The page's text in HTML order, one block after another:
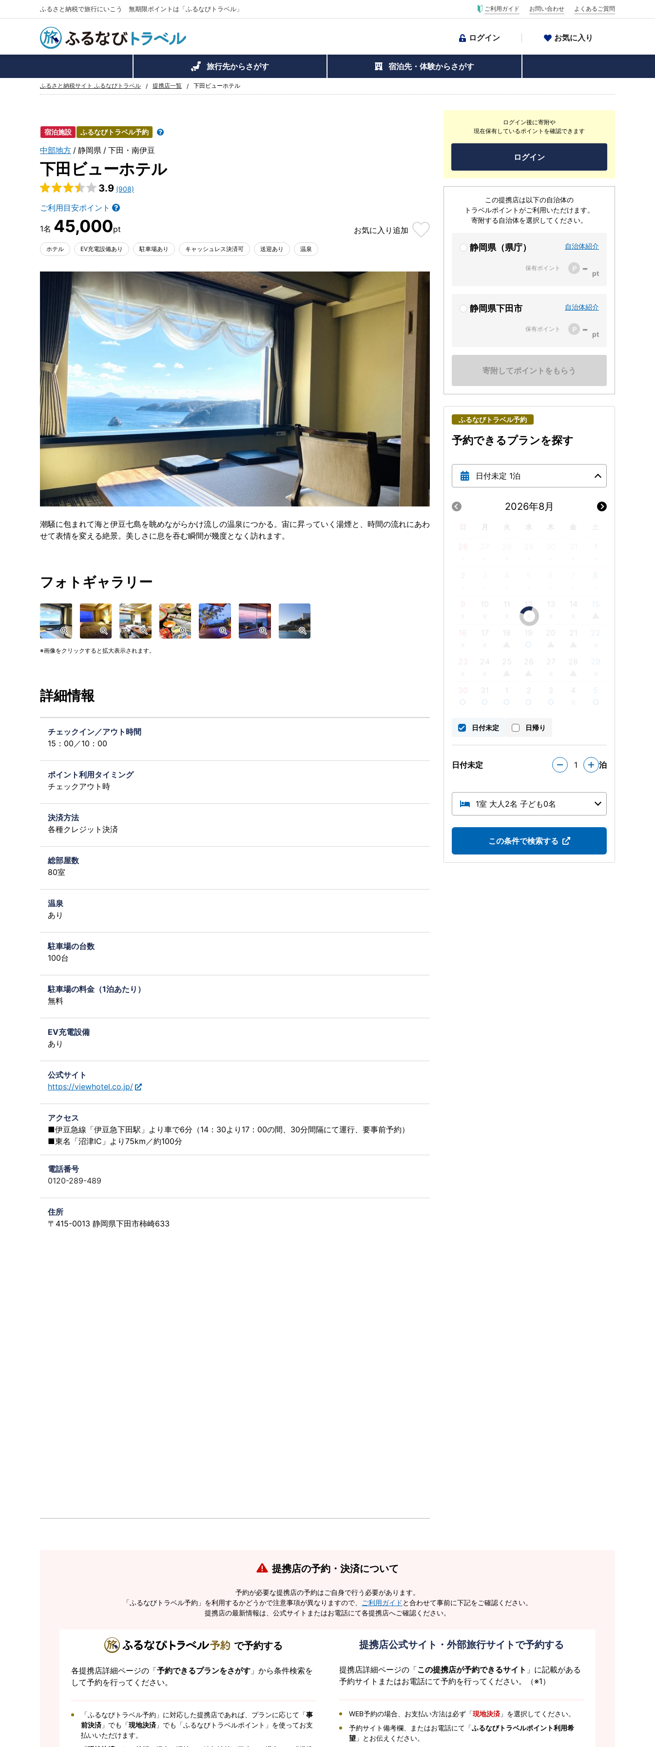
ふるさと納税で旅行にいこう 無期限ポイントは「ふるなびトラベル」 ご利用ガイド お問い合わせ よくあるご質問
ログイン お気に入り
旅行先からさがす 宿泊先・体験からさがす
ふるさと納税サイト ふるなびトラベル 提携店一覧 下田ビューホテル
宿泊施設 ふるなびトラベル予約
中部地方 静岡県 下田・南伊豆
下田ビューホテル
3.9 (908)
ご利用目安ポイント
45,000 お気に入り 追加
ホテル EV充電設備あり 駐車場あり キャッシュレス決済可 送迎あり 温泉
ログイン後に寄附や
現在保有しているポイントを確認できます
ログイン
この提携店は以下の自治体の
トラベルポイントがご利用いただけます。
寄附する自治体を選択してください。
静岡県（県庁） 自治体紹介
保有ポイント -
静岡県下田市 自治体紹介
保有ポイント -
寄附してポイントをもらう
ふるなびトラベル予約
予約できるプランを探す
日付未定 1泊
2026年8月
日 月 火 水 木 金 土
26
1
2
8
9
10
11
12
13
14
15
16
17
18
19
○
20
21
22
23
24
25
26
27
28
29
30
○
31
○
1
○
2
○
3
○
4
5
○
日付未定 日帰り
日付未定 1 泊
1室 大人2名 子ども0名
この条件で検索する
潮騒に包まれて海と伊豆七島を眺めながらかけ流しの温泉につかる。宙に昇っていく湯煙と、時間の流れにあわ
せて表情を変える絶景。美しさに息を吞む瞬間が幾度となく訪れます。
フォトギャラリー
画像をクリックすると拡大表示されます。
詳細情報
チェックイン／アウト時間
15：00／10：00
ポイント利用タイミング
チェックアウト時
決済方法
各種クレジット決済
総部屋数
80室
温泉
あり
駐車場の台数
100台
駐車場の料金（1泊あたり）
無料
EV充電設備
あり
公式サイト
https://viewhotel.co.jp/
アクセス
■伊豆急線「伊豆急下田駅」より車で6分（14：30より17：00の間、30分間隔にて運行、要事前予約）
■東名「沼津IC」より75km／約100分
電話番号
0120-289-489
住所
〒415-0013 静岡県下田市柿崎633
提携店の予約・決済について
予約が必要な提携店の予約はご自身で行う必要があります。
「ふるなびトラベル予約」を利用するかどうかで注意事項が異なりますので、
ご利用ガイド と合わせて事前に下記をご確認ください。
提携店の最新情報は、公式サイトまたはお電話にて各提携店へご確認ください。
で予約する
各提携店詳細ページの「予約できるプランをさがす 」から条件検索を
して予約を行ってください。
「ふるなびトラベル予約」に対応した提携店であれば、プランに応じて「事
前決済 」でも「現地決済 」でも「ふるなびトラベルポイント」を使ってお支
払いいただけます。
提携店公式サイト・外部旅行サイトで予約する
提携店詳細ページの「この提携店が予約できるサイト 」に記載がある
予約サイトまたはお電話にて予約を行ってください。（※1）
WEB予約の場合、お支払い方法は必ず「現地決済 」を選択してください。
予約サイト備考欄、またはお電話にて「ふるなびトラベルポイント利用希
望 」とお伝えください。